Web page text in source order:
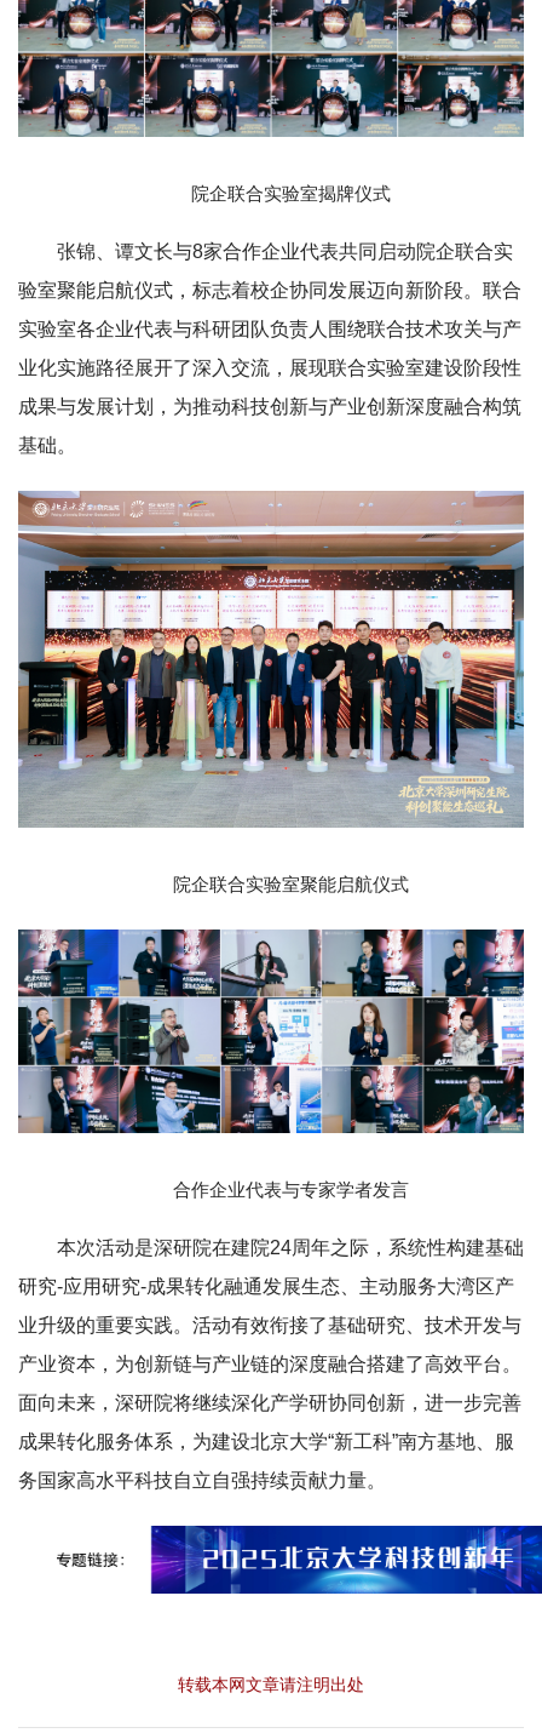
院企联合实验室揭牌仪式
张锦、谭文长与8家合作企业代表共同启动院企联合实
验室聚能启航仪式，标志着校企协同发展迈向新阶段。联合
实验室各企业代表与科研团队负责人围绕联合技术攻关与产
业化实施路径展开了深入交流，展现联合实验室建设阶段性
成果与发展计划，为推动科技创新与产业创新深度融合构筑
基础。
院企联合实验室聚能启航仪式
合作企业代表与专家学者发言
本次活动是深研院在建院24周年之际，系统性构建基础
研究-应用研究-成果转化融通发展生态、主动服务大湾区产
业升级的重要实践。活动有效衔接了基础研究、技术开发与
产业资本，为创新链与产业链的深度融合搭建了高效平台。
面向未来，深研院将继续深化产学研协同创新，进一步完善
成果转化服务体系，为建设北京大学“新工科”南方基地、服
务国家高水平科技自立自强持续贡献力量。
转载本网文章请注明出处